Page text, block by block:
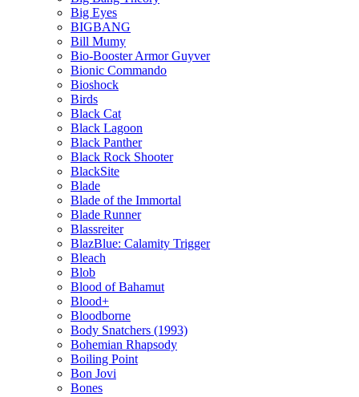
Big Eyes
BIGBANG
Bill Mumy
Bio-Booster Armor Guyver
Bionic Commando
Bioshock
Birds
Black Cat
Black Lagoon
Black Panther
Black Rock Shooter
BlackSite
Blade
Blade of the Immortal
Blade Runner
Blassreiter
BlazBlue: Calamity Trigger
Bleach
Blob
Blood of Bahamut
Blood+
Bloodborne
Body Snatchers (1993)
Bohemian Rhapsody
Boiling Point
Bon Jovi
Bones